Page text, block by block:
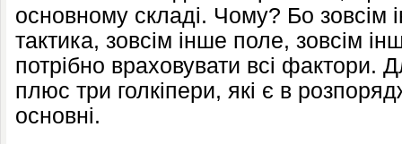
основному складі. Чому? Бо зовсім
тактика, зовсім інше поле, зовсім
потрібно враховувати всі фактори.
плюс три голкіпери, які є в
основні.